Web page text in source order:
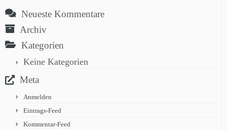
Neueste Kommentare
Archiv
Kategorien
Keine Kategorien
Meta
Anmelden
Eintrags-Feed
Kommentar-Feed